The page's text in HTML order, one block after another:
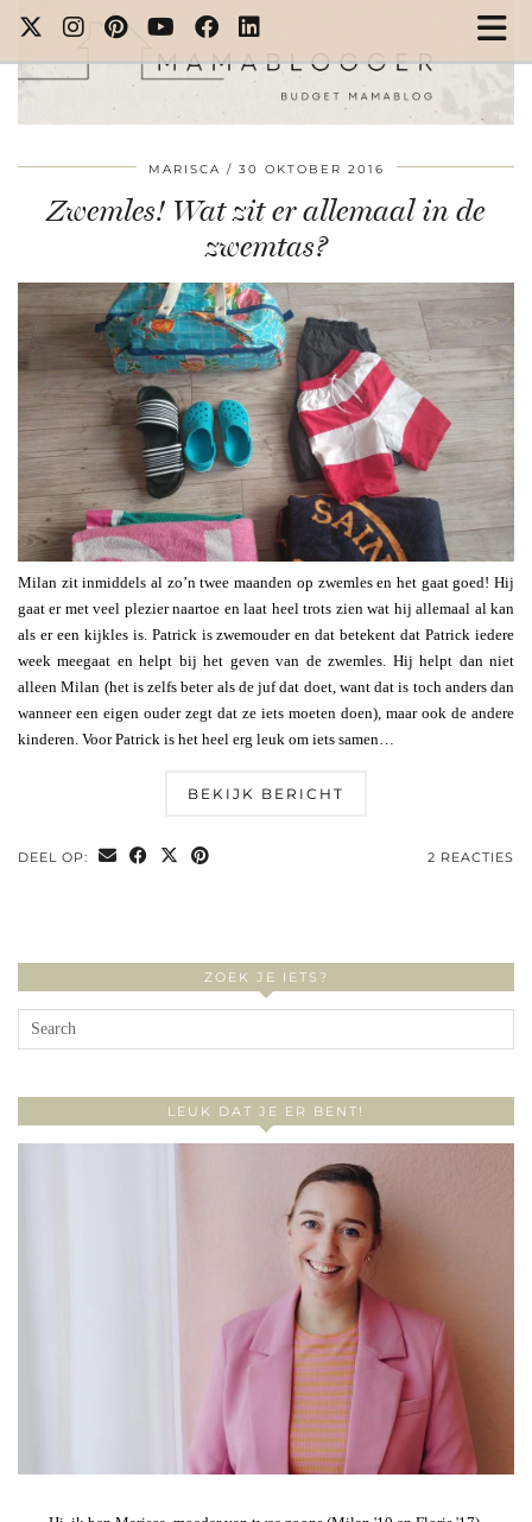
MARISCA 30 OKTOBER 2016
Zwemles! Wat zit er allemaal in de
zwemtas?
Milan zit inmiddels al zo’n twee maanden op zwemles en het gaat goed! Hij
gaat er met veel plezier naartoe en laat heel trots zien wat hij allemaal al kan
als er een kijkles is. Patrick is zwemouder en dat betekent dat Patrick iedere
week meegaat en helpt bij het geven van de zwemles. Hij helpt dan niet
alleen Milan (het is zelfs beter als de juf dat doet, want dat is toch anders dan
wanneer een eigen ouder zegt dat ze iets moeten doen), maar ook de andere
kinderen. Voor Patrick is het heel erg leuk om iets samen…
BEKIJK BERICHT
DEEL OP: 2 REACTIES
ZOEK JE IETS?
LEUK DAT JE ER BENT!